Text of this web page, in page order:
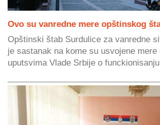
Ovo su vanredne mere opštinskog
Opštinski štab Surdulice za vanredne
je sastanak na kome su usvojene mere
uputsvima Vlade Srbije o